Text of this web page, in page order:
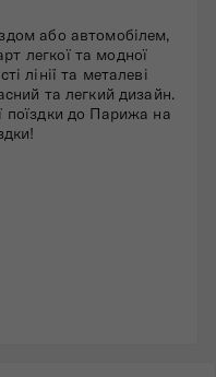
або автомобілем,
легкої та модної
лінії та металеві
та легкий дизайн.
поїздки до Парижа на